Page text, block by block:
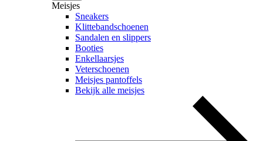
Meisjes
Sneakers
Klittebandschoenen
Sandalen en slippers
Booties
Enkellaarsjes
Veterschoenen
Meisjes pantoffels
Bekijk alle meisjes